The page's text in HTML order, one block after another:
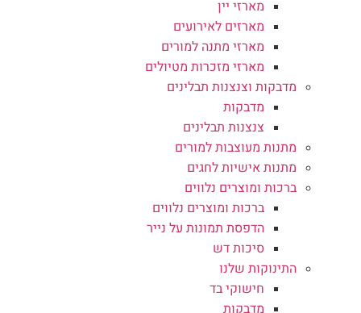
מארזי יין
מארזים לאירועים
מארזי מתנה למורים
מארזי מזכרות מטיולים
מדבקות וצנצנות תבלינים
מדבקות
צנצנות תבלינים
מתנות מעוצבות למורים
מתנות אישיות לחגים
ברכות ומוצרים נלווים
ברכות ומוצרים נלווים
הדפסת תמונות על נייר
סיכות דש
התינוקות שלנו
חישוקי בד
מדבקות